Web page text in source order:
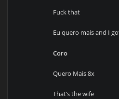
Fuck that
Eu quero mais and I
Coro
Quero Mais 8x
That’s the wife